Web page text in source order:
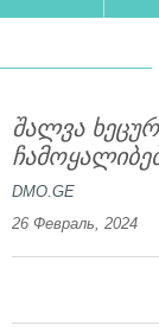
შალვა
DMO.GE
26 Февраль, 2024